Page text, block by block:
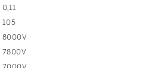
0,11
105
8000V
7800V